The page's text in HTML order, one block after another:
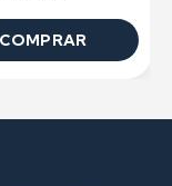
COMPRAR